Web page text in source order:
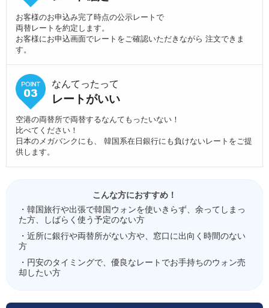
お客様のお申込み完了時点の公示レートで
両替レートを約定します。
お客様にお申込画面でレートをご確認いただきながら 注文できま
す。
なんてったって
レートがいい
空港の両替所で両替するなんてもったいない！
比べてください！
日本のメガバンクにも、 韓国系在日銀行にも負けないレートをご提
供します。
こんな方におすすめ！
・韓国旅行や出張で韓国ウォンを使いきらず、余ってしまっ
た方、しばらく使う予定のない方
・近所に銀行や両替所がない方や、窓口に出向く時間のない
方
・円安のタイミングで、優良なレートでお手持ちのウォン売
却したい方